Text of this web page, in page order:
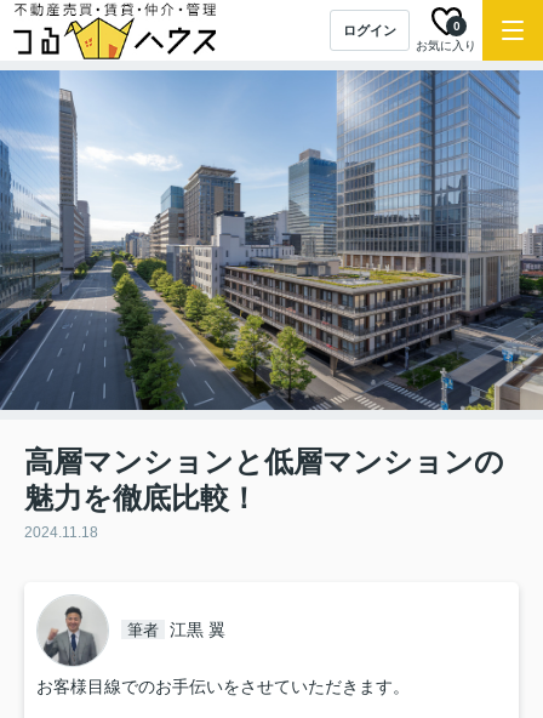
ログイン
お気に入り
0
高層マンションと低層マンションの
魅力を徹底比較！
2024.11.18
筆者 江黒 翼
お客様目線でのお手伝いをさせていただきます。